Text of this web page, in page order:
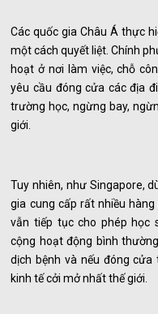
Các quốc gia Châu Á thực
một cách quyết liệt. Chính
hoạt ở nơi làm việc, chỗ
yêu cầu đóng cửa các địa
trường học, ngừng bay,
giới.
Tuy nhiên, như Singapore,
gia cung cấp rất nhiều
vẫn tiếp tục cho phép học
cộng hoạt động bình
dịch bệnh và nếu đóng
kinh tế cởi mở nhất thế giới.